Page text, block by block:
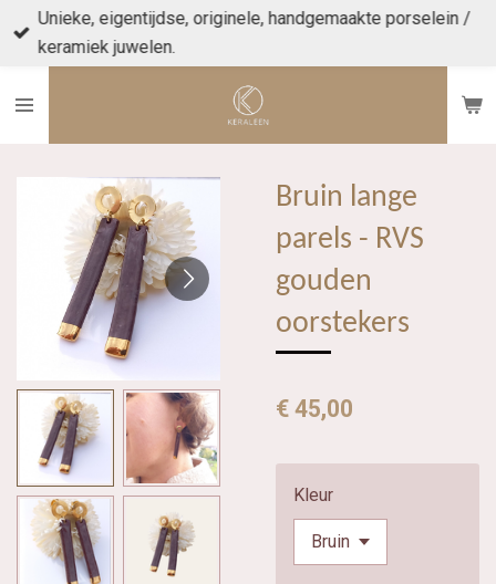
Ga
direct
de
Unieke, eigentijdse, originele, handgemaakte porselein /
keramiek juwelen.
Bruin lange
parels - RVS
gouden
oorstekers
€ 45,00
Kleur